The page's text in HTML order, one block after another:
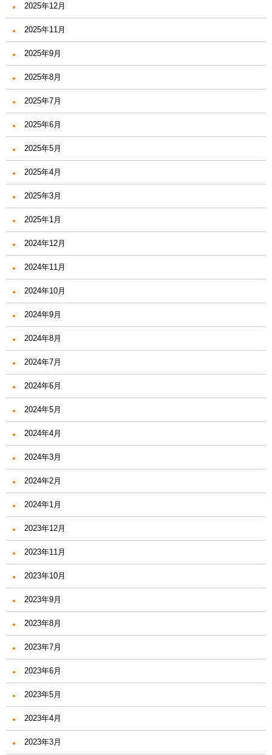
2025年12月
2025年11月
2025年9月
2025年8月
2025年7月
2025年6月
2025年5月
2025年4月
2025年3月
2025年1月
2024年12月
2024年11月
2024年10月
2024年9月
2024年8月
2024年7月
2024年6月
2024年5月
2024年4月
2024年3月
2024年2月
2024年1月
2023年12月
2023年11月
2023年10月
2023年9月
2023年8月
2023年7月
2023年6月
2023年5月
2023年4月
2023年3月